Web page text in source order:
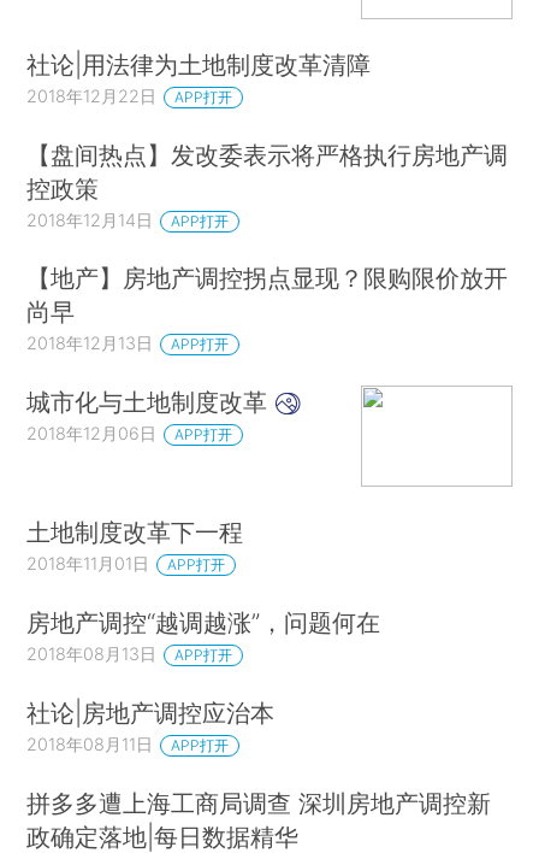
社论|用法律为土地制度改革清障
2018年12月22日 APP打开
【盘间热点】发改委表示将严格执行房地产调
控政策
2018年12月14日 APP打开
【地产】房地产调控拐点显现？限购限价放开
尚早
2018年12月13日 APP打开
城市化与土地制度改革
2018年12月06日 APP打开
土地制度改革下一程
2018年11月01日 APP打开
房地产调控“越调越涨”，问题何在
2018年08月13日 APP打开
社论|房地产调控应治本
2018年08月11日 APP打开
拼多多遭上海工商局调查 深圳房地产调控新
政确定落地|每日数据精华